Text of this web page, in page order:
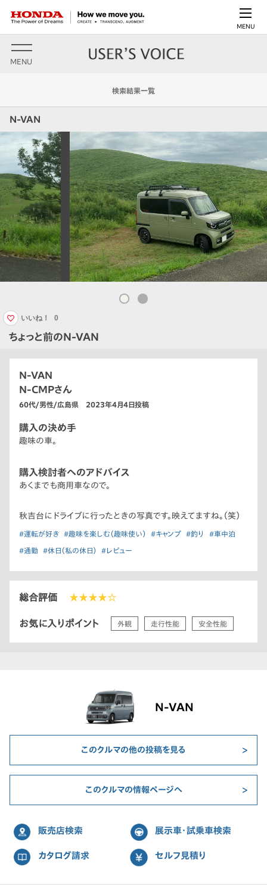
MENU
MENU
検索結果一覧
N-VAN
ちょっと前のN-VAN
いいね！ 0
N-VAN
N-CMPさん
60代/男性/広島県 2023年4月4日投稿
購入の決め手
趣味の車。
購入検討者へのアドバイス
あくまでも商用車なので。
秋吉台にドライブに行ったときの写真です。映えてますね。（笑）
#運転が好き #趣味を楽しむ（趣味使い） #キャンプ #釣り #車中泊
#通勤 #休日（私の休日） #レビュー
総合評価 ★★★★☆
お気に入りポイント 外観 走行性能 安全性能
N-VAN
このクルマの他の投稿を見る
このクルマの情報ページへ
販売店検索 展示車・試乗車検索
カタログ請求 セルフ見積り